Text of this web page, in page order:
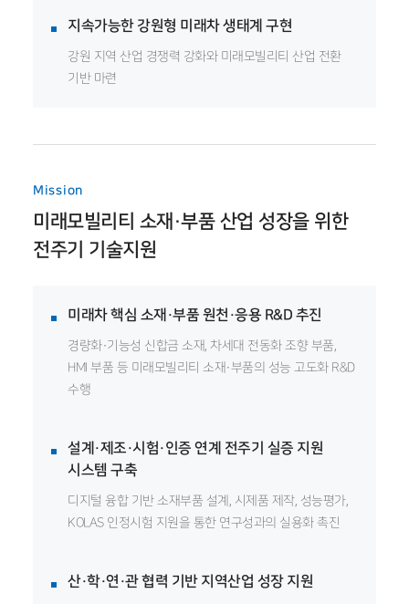
지속가능한 강원형 미래차 생태계 구현
강원 지역 산업 경쟁력 강화와 미래모빌리티 산업 전환
기반 마련
Mission
미래모빌리티 소재·부품 산업 성장을 위한
전주기 기술지원
미래차 핵심 소재·부품 원천·응용 R&D 추진
경량화·기능성 신합금 소재, 차세대 전동화 조향 부품,
HMI 부품 등 미래모빌리티 소재·부품의 성능 고도화 R&D
수행
설계·제조·시험·인증 연계 전주기 실증 지원
시스템 구축
디지털 융합 기반 소재부품 설계, 시제품 제작, 성능평가,
KOLAS 인정시험 지원을 통한 연구성과의 실용화 촉진
산·학·연·관 협력 기반 지역산업 성장 지원